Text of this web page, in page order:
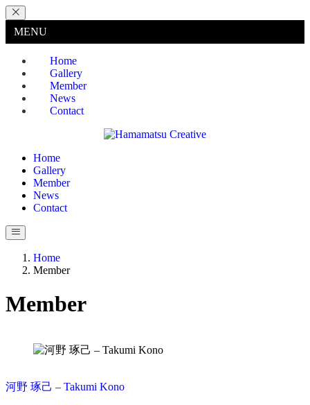
MENU
Home
Gallery
Member
News
Contact
Home
Gallery
Member
News
Contact
Home
Member
Member
河野 琢己 – Takumi Kono